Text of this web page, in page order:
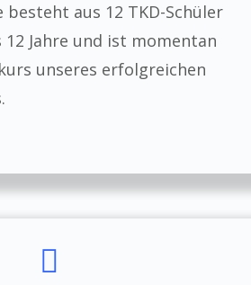
aus 12 TKD-Schüler
Jahre und ist momentan
unseres erfolgreichen